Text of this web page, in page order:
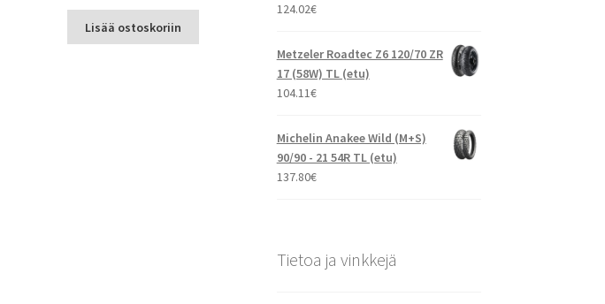
Lisää ostoskoriin
124.02€
Metzeler Roadtec Z6 120/70 ZR
17 (58W) TL (etu)
104.11€
Michelin Anakee Wild (M+S)
90/90 - 21 54R TL (etu)
137.80€
Tietoa ja vinkkejä